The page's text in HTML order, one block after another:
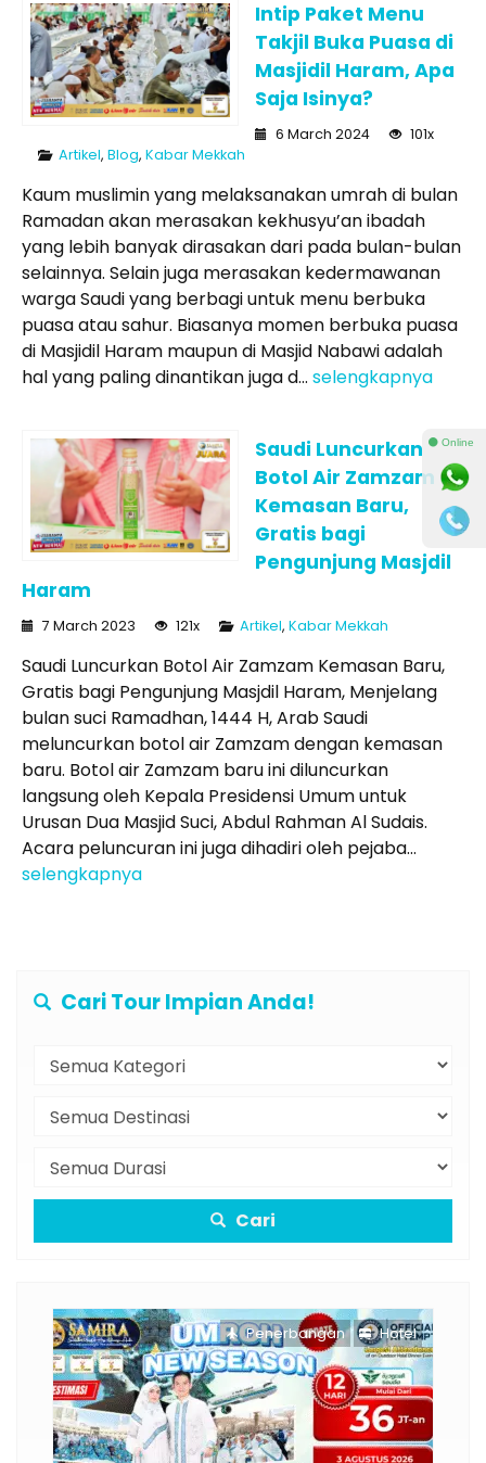
Intip Paket Menu
Takjil Buka Puasa di
Masjidil Haram, Apa
Saja Isinya?
6 March 2024
101x
Artikel, Blog, Kabar Mekkah
Kaum muslimin yang melaksanakan umrah di bulan
Ramadan akan merasakan kekhusyu’an ibadah
yang lebih banyak dirasakan dari pada bulan-bulan
selainnya. Selain juga merasakan kedermawanan
warga Saudi yang berbagi untuk menu berbuka
puasa atau sahur. Biasanya momen berbuka puasa
di Masjidil Haram maupun di Masjid Nabawi adalah
hal yang paling dinantikan juga d... selengkapnya
Saudi Luncurkan
Botol Air Zamzam
Kemasan Baru,
Gratis bagi
Pengunjung Masjdil
Haram
7 March 2023 121x Artikel, Kabar Mekkah
Saudi Luncurkan Botol Air Zamzam Kemasan Baru,
Gratis bagi Pengunjung Masjdil Haram, Menjelang
bulan suci Ramadhan, 1444 H, Arab Saudi
meluncurkan botol air Zamzam dengan kemasan
baru. Botol air Zamzam baru ini diluncurkan
langsung oleh Kepala Presidensi Umum untuk
Urusan Dua Masjid Suci, Abdul Rahman Al Sudais.
Acara peluncuran ini juga dihadiri oleh pejaba...
selengkapnya
Cari Tour Impian Anda!
Cari
Penerbangan Hotel
⚫ Online